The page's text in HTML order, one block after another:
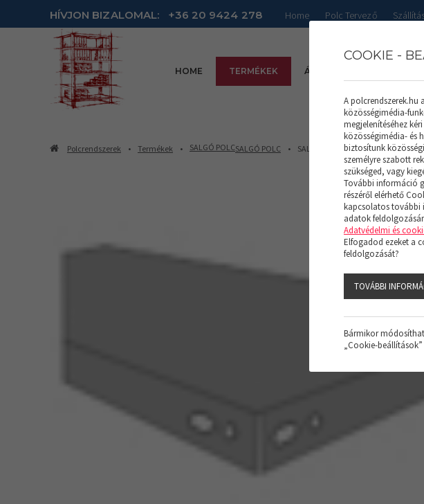
HÍVJON BIZALOMAL: +36 20 9424 278 Home Polc Tervező
HOME TERMÉKEK ÁRLISTÁK
Polcrendszerek Termékek SALGÓ POLCSALGÓ POLC SALGÓ Polc (collos) H 762*991 (H)
COOKIE -
A polcrendszerek.hu
közösségimédia-
megjelenítéséhez
közösségimédia- és
biztosítunk
személyre szabott
szükséged, vagy
További információ
részéről elérhető
kapcsolatos további
adatok
Adatvédelmi és
Elfogadod ezeket a
feldolgozását?
TOVÁBBI
Bármikor
„Cookie-beállítások”